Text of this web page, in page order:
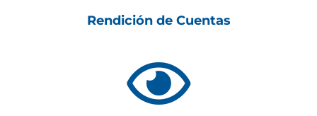
Rendición de Cuentas
